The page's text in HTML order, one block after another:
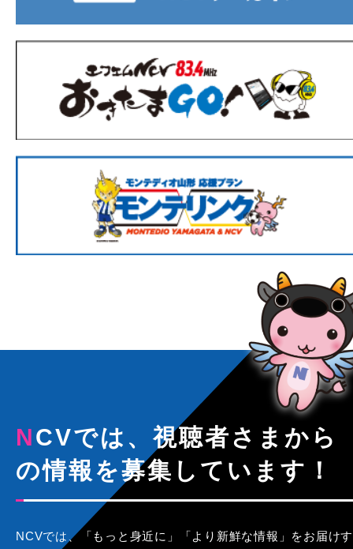
NCVでは、視聴者さまから
の情報を募集しています！
NCVでは、「もっと身近に」「より新鮮な情報」をお届けす